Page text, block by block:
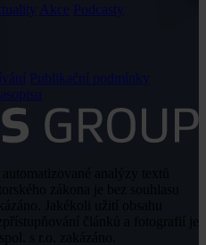
Akce Podcasty
Publikační podmínky
článků a fotografií je